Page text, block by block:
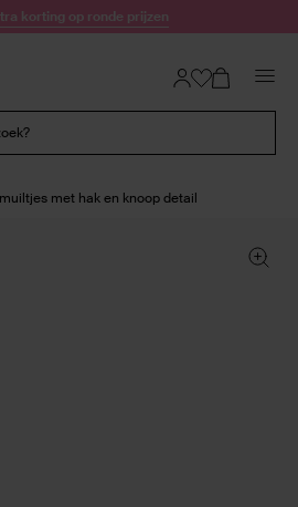
korting op ronde prijzen
met hak en knoop detail